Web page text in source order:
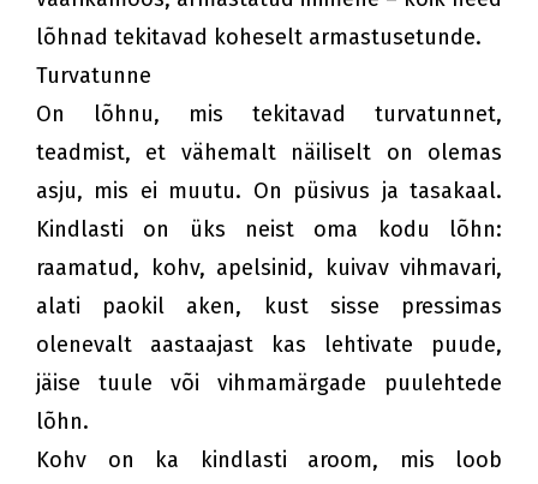
lõhnad tekitavad koheselt armastusetunde.
Turvatunne
On lõhnu, mis tekitavad turvatunnet,
teadmist, et vähemalt näiliselt on olemas
asju, mis ei muutu. On püsivus ja tasakaal.
Kindlasti on üks neist oma kodu lõhn:
raamatud, kohv, apelsinid, kuivav vihmavari,
alati paokil aken, kust sisse pressimas
olenevalt aastaajast kas lehtivate puude,
jäise tuule või vihmamärgade puulehtede
lõhn.
Kohv on ka kindlasti aroom, mis loob